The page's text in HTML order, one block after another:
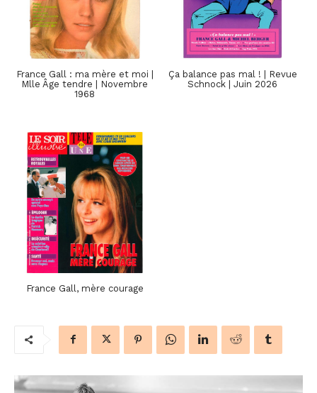
France Gall : ma mère et moi |
Mlle Âge tendre | Novembre
1968
Ça balance pas mal ! | Revue
Schnock | Juin 2026
France Gall, mère courage